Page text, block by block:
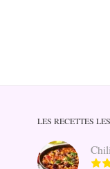
LES RECETTES